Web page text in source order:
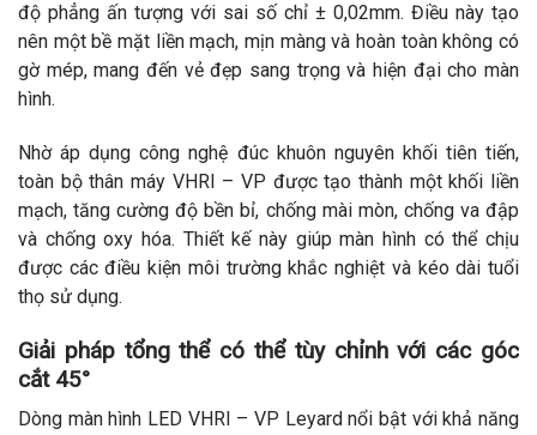
độ phẳng ấn tượng với sai số chỉ ± 0,02mm. Điều này tạo
nên một bề mặt liền mạch, mịn màng và hoàn toàn không có
gờ mép, mang đến vẻ đẹp sang trọng và hiện đại cho màn
hình.
Nhờ áp dụng công nghệ đúc khuôn nguyên khối tiên tiến,
toàn bộ thân máy VHRI – VP được tạo thành một khối liền
mạch, tăng cường độ bền bỉ, chống mài mòn, chống va đập
và chống oxy hóa. Thiết kế này giúp màn hình có thể chịu
được các điều kiện môi trường khắc nghiệt và kéo dài tuổi
thọ sử dụng.
Giải pháp tổng thể có thể tùy chỉnh với các góc
cắt 45°
Dòng màn hình LED VHRI – VP Leyard nổi bật với khả năng